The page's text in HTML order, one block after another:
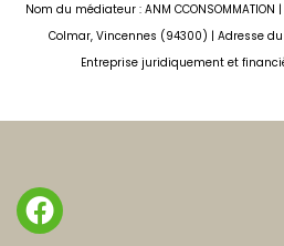
Nom du médiateur : ANM
Colmar, Vincennes (94300) | Adresse
Entreprise juridiquement et